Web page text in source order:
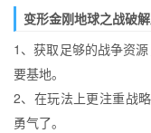
变形金刚地球之战破
1、获取足够的战争资
要基地。
2、在玩法上更注重战
勇气了。